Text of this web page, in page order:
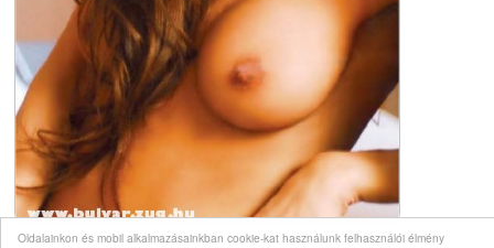
Oldalainkon és mobil alkalmazásainkban cookie-kat használunk felhasználói élmény